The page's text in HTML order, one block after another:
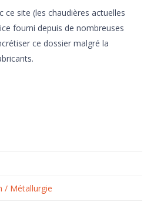
site (les chaudières actuelles
fourni depuis de nombreuses
ce dossier malgré la
/ Métallurgie